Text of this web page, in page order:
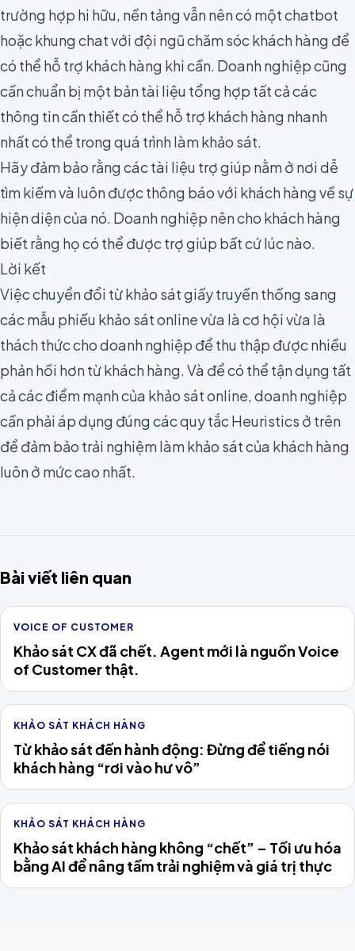
trường hợp hi hữu, nền tảng vẫn nên có một chatbot
hoặc khung chat với đội ngũ chăm sóc khách hàng để
có thể hỗ trợ khách hàng khi cần. Doanh nghiệp cũng
cần chuẩn bị một bản tài liệu tổng hợp tất cả các
thông tin cần thiết có thể hỗ trợ khách hàng nhanh
nhất có thể trong quá trình làm khảo sát.
Hãy đảm bảo rằng các tài liệu trợ giúp nằm ở nơi dễ
tìm kiếm và luôn được thông báo với khách hàng về sự
hiện diện của nó. Doanh nghiệp nên cho khách hàng
biết rằng họ có thể được trợ giúp bất cứ lúc nào.
Lời kết
Việc chuyển đổi từ khảo sát giấy truyền thống sang
các mẫu phiếu khảo sát online vừa là cơ hội vừa là
thách thức cho doanh nghiệp để thu thập được nhiều
phản hồi hơn từ khách hàng. Và để có thể tận dụng tất
cả các điểm mạnh của khảo sát online, doanh nghiệp
cần phải áp dụng đúng các quy tắc Heuristics ở trên
để đảm bảo trải nghiệm làm khảo sát của khách hàng
luôn ở mức cao nhất.
Bài viết liên quan
VOICE OF CUSTOMER
Khảo sát CX đã chết. Agent mới là nguồn Voice
of Customer thật.
KHẢO SÁT KHÁCH HÀNG
Từ khảo sát đến hành động: Đừng để tiếng nói
khách hàng “rơi vào hư vô”
KHẢO SÁT KHÁCH HÀNG
Khảo sát khách hàng không “chết” – Tối ưu hóa
bằng AI để nâng tầm trải nghiệm và giá trị thực